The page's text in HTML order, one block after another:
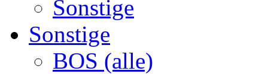
Sonstige
Sonstige
BOS (alle)